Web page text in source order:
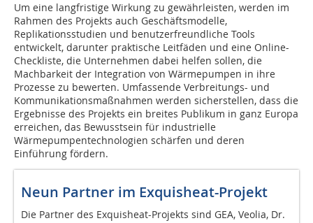
Um eine langfristige Wirkung zu gewährleisten, werden im
Rahmen des Projekts auch Geschäftsmodelle,
Replikationsstudien und benutzerfreundliche Tools
entwickelt, darunter praktische Leitfäden und eine Online-
Checkliste, die Unternehmen dabei helfen sollen, die
Machbarkeit der Integration von Wärmepumpen in ihre
Prozesse zu bewerten. Umfassende Verbreitungs- und
Kommunikationsmaßnahmen werden sicherstellen, dass die
Ergebnisse des Projekts ein breites Publikum in ganz Europa
erreichen, das Bewusstsein für industrielle
Wärmepumpentechnologien schärfen und deren
Einführung fördern.
Neun Partner im Exquisheat-Projekt
Die Partner des Exquisheat-Projekts sind GEA, Veolia, Dr.